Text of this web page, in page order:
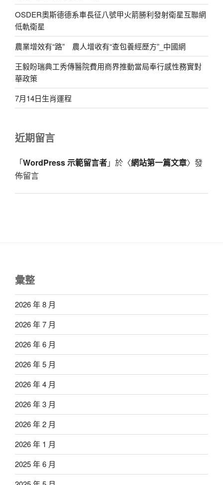
OSDER奧斯德德系車長征八號甲火箭勝利發射衛星互聯網
低軌衛星
農業增效有“路” 農人增收有“查包養經歷方”_中國網
王毅盼瑞典工秀傳醫院費用商界推動當局奉行感性務實對
華政策
7月14日生肖運程
近期留言
「WordPress 示範留言者」於〈網站第一篇文章〉發
佈留言
彙整
2026 年 8 月
2026 年 7 月
2026 年 6 月
2026 年 5 月
2026 年 4 月
2026 年 3 月
2026 年 2 月
2026 年 1 月
2025 年 6 月